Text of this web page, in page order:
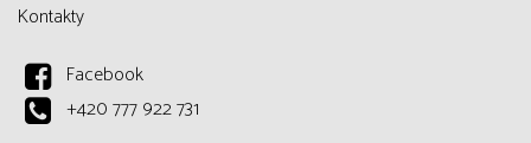
Kontakty
Facebook
+420 777 922 731